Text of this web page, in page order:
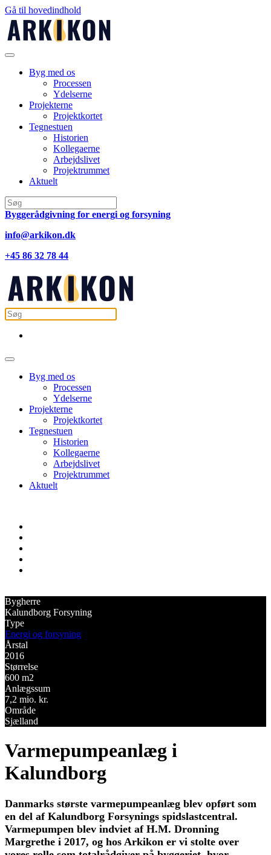
Gå til hovedindhold
Byg med os
Processen
Ydelserne
Projekterne
Projektkortet
Tegnestuen
Historien
Kollegaerne
Arbejdslivet
Projektrummet
Aktuelt
Byggerådgivning for energi og forsyning
info@arkikon.dk
+45 86 32 78 44
Byg med os
Processen
Ydelserne
Projekterne
Projektkortet
Tegnestuen
Historien
Kollegaerne
Arbejdslivet
Projektrummet
Aktuelt
Bygherre
Kalundborg Forsyning
Type
Energi og forsyning
Årstal
2016
Størrelse
600 m2
Anlægssum
7,2 mio. kr.
Område
Sjælland
Varmepumpeanlæg i
Kalundborg
Danmarks største varmepumpeanlæg blev opført som
en del af Kalundborg Forsynings spidslastcentral.
Varmepumpen blev indviet af H.M. Dronning
Margrethe i 2017, og hos Arkikon er vi stolte over